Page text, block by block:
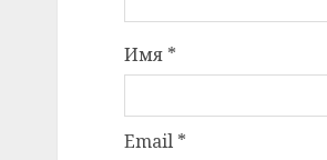
Имя *
Email *